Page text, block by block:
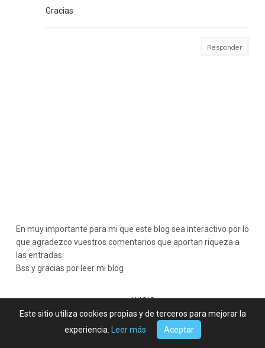
Gracias
Responder
En muy importante para mi que este blog sea interactivo por lo
que agradezco vuestros comentarios que aportan riqueza a
las entradas.
Bss y gracias por leer mi blog
INICIO
Este sitio utiliza cookies propias y de terceros para mejorar la
experiencia.
Leer más Aceptar